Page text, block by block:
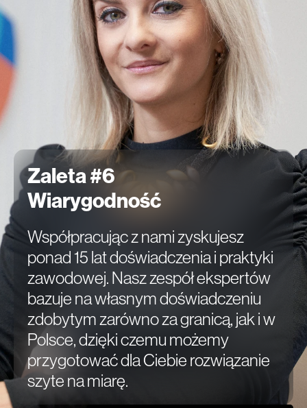
Zaleta #6
Wiarygodność
Współpracując z nami zyskujesz
ponad 15 lat doświadczenia i praktyki
zawodowej. Nasz zespół ekspertów
bazuje na własnym doświadczeniu
zdobytym zarówno za granicą, jak i w
Polsce, dzięki czemu możemy
przygotować dla Ciebie rozwiązanie
szyte na miarę.